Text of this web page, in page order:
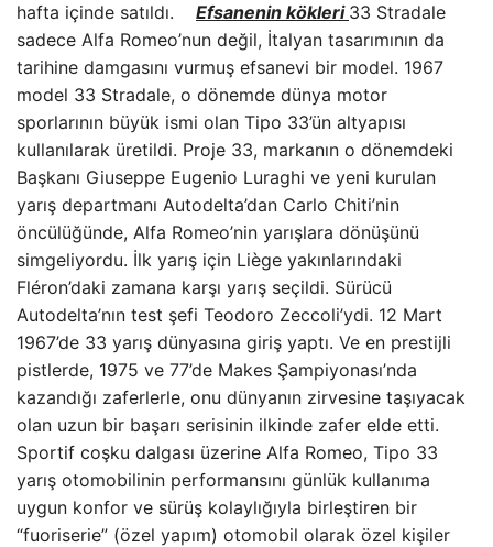
hafta içinde satıldı. Efsanenin kökleri 33 Stradale
sadece Alfa Romeo’nun değil, İtalyan tasarımının da
tarihine damgasını vurmuş efsanevi bir model. 1967
model 33 Stradale, o dönemde dünya motor
sporlarının büyük ismi olan Tipo 33’ün altyapısı
kullanılarak üretildi. Proje 33, markanın o dönemdeki
Başkanı Giuseppe Eugenio Luraghi ve yeni kurulan
yarış departmanı Autodelta’dan Carlo Chiti’nin
öncülüğünde, Alfa Romeo’nin yarışlara dönüşünü
simgeliyordu. İlk yarış için Liège yakınlarındaki
Fléron’daki zamana karşı yarış seçildi. Sürücü
Autodelta’nın test şefi Teodoro Zeccoli’ydi. 12 Mart
1967’de 33 yarış dünyasına giriş yaptı. Ve en prestijli
pistlerde, 1975 ve 77’de Makes Şampiyonası’nda
kazandığı zaferlerle, onu dünyanın zirvesine taşıyacak
olan uzun bir başarı serisinin ilkinde zafer elde etti.
Sportif coşku dalgası üzerine Alfa Romeo, Tipo 33
yarış otomobilinin performansını günlük kullanıma
uygun konfor ve sürüş kolaylığıyla birleştiren bir
“fuoriserie” (özel yapım) otomobil olarak özel kişiler